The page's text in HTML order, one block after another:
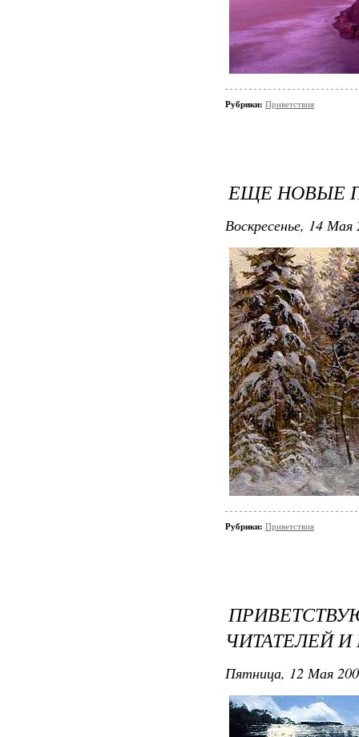
Рубрики: Приветствия
ЕЩЕ НОВЫЕ
Воскресенье, 14
Рубрики: Приветствия
ЧИТАТЕЛЕЙ
Пятница, 12 Мая